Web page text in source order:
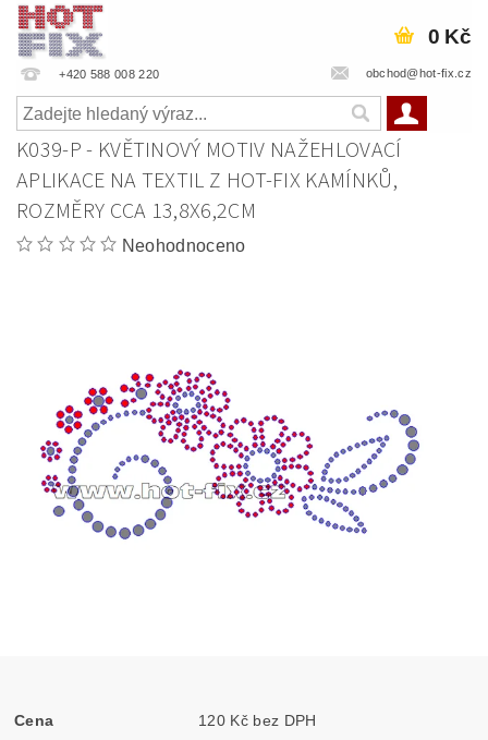
+420 588 008 220 obchod@hot-fix.cz
0 Kč
K039-P - KVĚTINOVÝ MOTIV NAŽEHLOVACÍ
APLIKACE NA TEXTIL Z HOT-FIX KAMÍNKŮ,
ROZMĚRY CCA 13,8X6,2CM
Neohodnoceno
Cena 120 Kč bez DPH